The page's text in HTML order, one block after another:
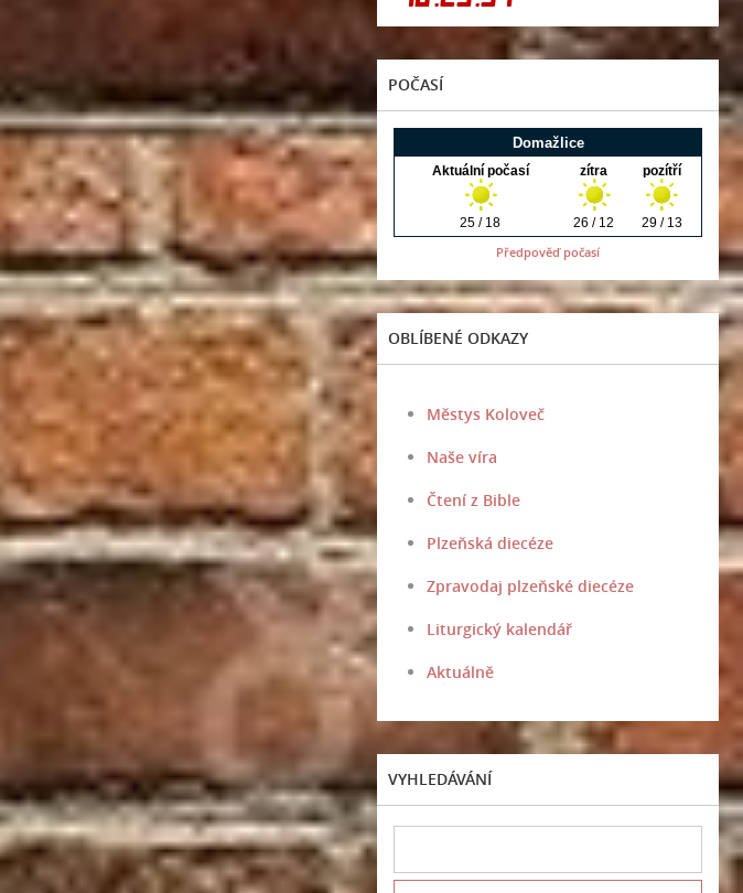
POČASÍ
Předpověď počasí
OBLÍBENÉ ODKAZY
Městys Koloveč
Naše víra
Čtení z Bible
Plzeňská diecéze
Zpravodaj plzeňské diecéze
Liturgický kalendář
Aktuálně
VYHLEDÁVÁNÍ